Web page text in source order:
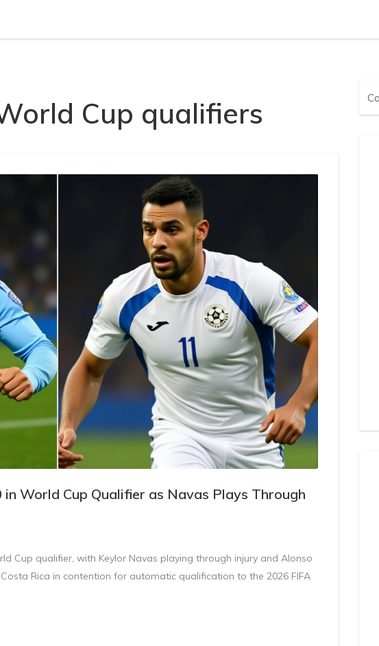
Cup qualifiers
World Cup Qualifier as Navas Plays Through
Cup qualifier, with Keylor Navas playing through injury and Alonso
Rica in contention for automatic qualification to the 2026 FIFA